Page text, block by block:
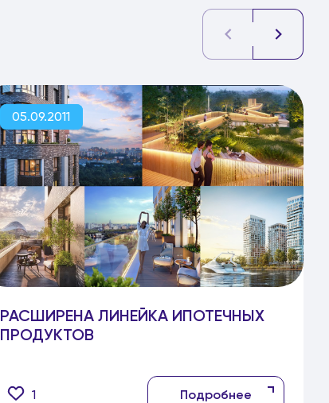
05.09.2011
РАСШИРЕНА ЛИНЕЙКА ИПОТЕЧНЫХ
ПРОДУКТОВ
1 Подробнее